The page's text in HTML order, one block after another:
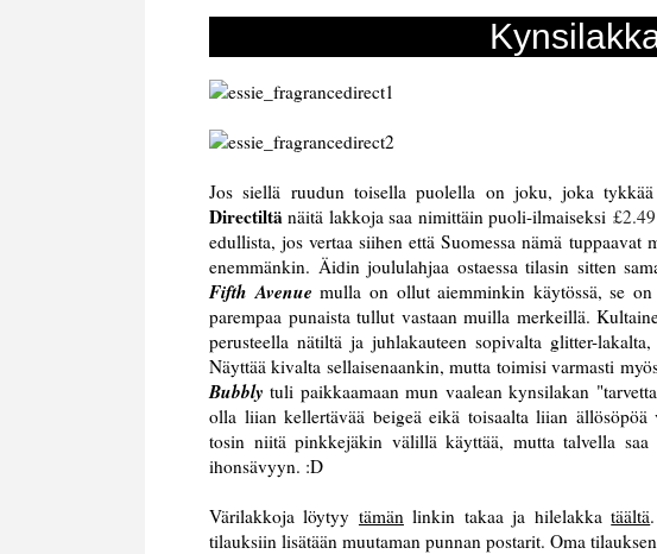
Jos siellä ruudun toisella puolella on joku, joka tykkää
Directiltä näitä lakkoja saa nimittäin puoli-ilmaiseksi
edullista, jos vertaa siihen että Suomessa nämä
enemmänkin. Äidin joululahjaa ostaessa tilasin sitten
Fifth Avenue mulla on ollut aiemminkin käytössä, se
parempaa punaista tullut vastaan muilla merkeillä.
perusteella nätiltä ja juhlakauteen sopivalta glitter-
Näyttää kivalta sellaisenaankin, mutta toimisi varmasti
Bubbly tuli paikkaamaan mun vaalean kynsilakan
olla liian kellertävää beigeä eikä toisaalta liian ällösöpöä
tosin niitä pinkkejäkin välillä käyttää, mutta talvella saa
ihonsävyyn. :D
Värilakkoja löytyy tämän linkin takaa ja hilelakkatäältä
tilauksiin lisätään muutaman punnan postarit. Oma